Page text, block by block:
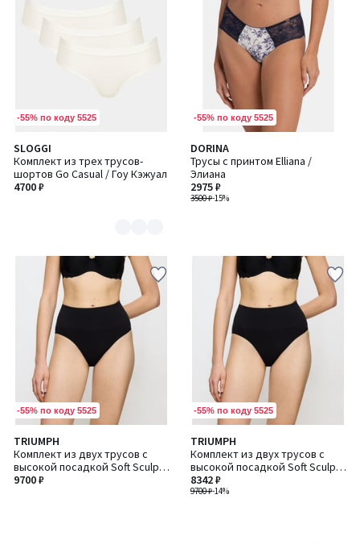
-55% по коду 5525
SLOGGI
Комплект из трех трусов-
шортов Go Casual / Гоу Кэжуал
4700 ₽
Количество
цветов:
2
-55% по коду 5525
DORINA
Трусы с принтом Elliana /
Элиана
3500 ₽-15%
2975 ₽
-55% по коду 5525
TRIUMPH
Комплект из двух трусов с
высокой посадкой Soft Sculpt /
Софт Скалп
9700 ₽
-55% по коду 5525
TRIUMPH
Комплект из двух трусов с
высокой посадкой Soft Sculpt /
Софт Скалп
9700 ₽-14%
8342 ₽